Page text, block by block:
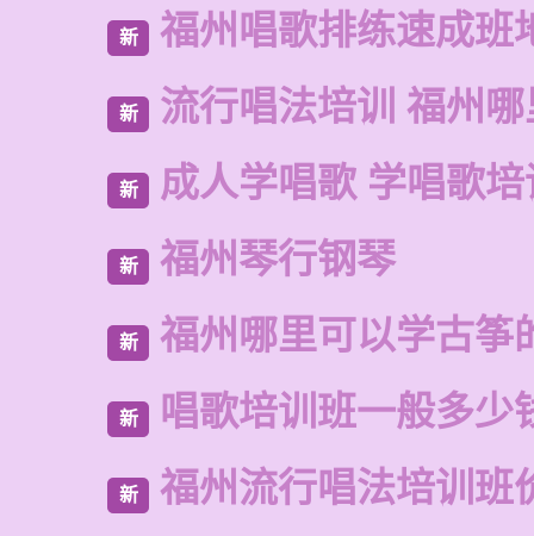
新 福州唱歌排练速成班
新 流行唱法培训 福州
新 成人学唱歌 学唱歌培
新 福州琴行钢琴
新 福州哪里可以学古筝
新 唱歌培训班一般多少
新 福州流行唱法培训班